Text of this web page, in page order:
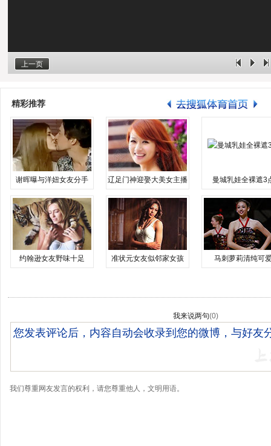
上一页
精彩推荐
谢晖曝与洋妞女友分手 辽足门神迎娶大美女主播 曼城乳娃全裸遮3
约翰逊女友野味十足 准状元女友似邻家女孩 马刺萝莉清纯可
我来说两句(0)
我们尊重网友发言的权利，请您尊重他人，文明用语。